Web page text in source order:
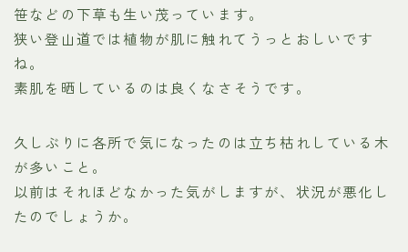
笹などの下草も生い茂っています。
狭い登山道では植物が肌に触れてうっとおしいです
ね。
素肌を晒しているのは良くなさそうです。
久しぶりに各所で気になったのは立ち枯れしている木
が多いこと。
以前はそれほどなかった気がしますが、状況が悪化し
たのでしょうか。